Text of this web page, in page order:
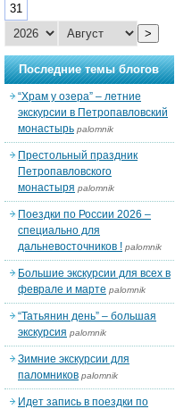
31
>
Последние темы блогов
“Храм у озера” – летние
экскурсии в Петропавловский
монастырь palomnik
Престольный праздник
Петропавловского
монастыря palomnik
Поездки по России 2026 –
специально для
дальневосточников ! palomnik
Большие экскурсии для всех в
феврале и марте palomnik
“Татьянин день” – большая
экскурсия palomnik
Зимние экскурсии для
паломников palomnik
Идет запись в поездки по